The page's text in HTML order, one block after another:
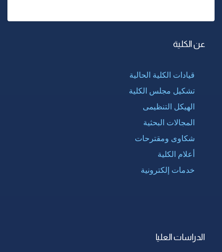
عن الكلية
قيادات الكلية الحالية
تشكيل مجلس الكلية
الهيكل التنظيمى
المجالات البحثية
شكاوى ومقترحات
أعلام الكلية
خدمات إلكترونية
الدراسات العليا